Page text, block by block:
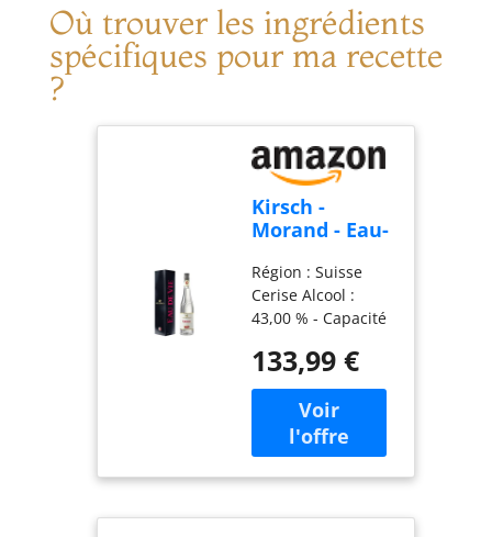
Où trouver les ingrédients
spécifiques pour ma recette
?
Kirsch -
Morand - Eau-
Cerises - 43% -
70 cl
Région : Suisse
Cerise Alcool :
43,00 % - Capacité
133,99 €